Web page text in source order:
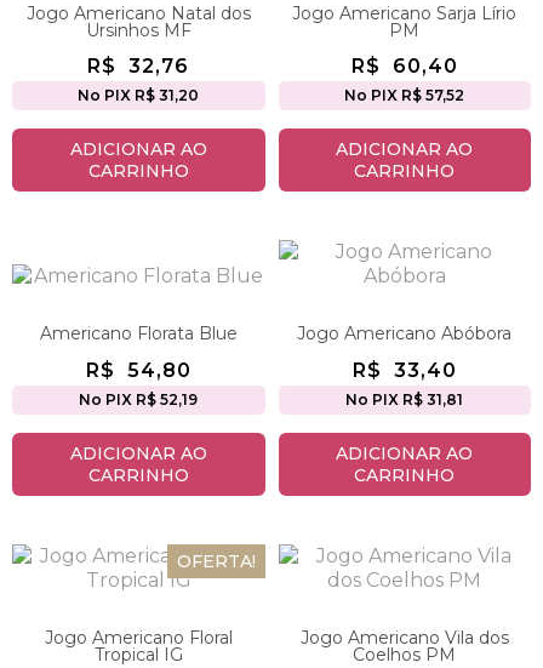
Jogo Americano Natal dos
Ursinhos MF
R$ 32,76
No PIX R$ 31,20
ADICIONAR AO
CARRINHO
Jogo Americano Sarja Lírio
PM
R$ 60,40
No PIX R$ 57,52
ADICIONAR AO
CARRINHO
Americano Florata Blue
R$ 54,80
No PIX R$ 52,19
ADICIONAR AO
CARRINHO
Jogo Americano Abóbora
R$ 33,40
No PIX R$ 31,81
ADICIONAR AO
CARRINHO
OFERTA!
Jogo Americano Floral
Tropical IG
Jogo Americano Vila dos
Coelhos PM